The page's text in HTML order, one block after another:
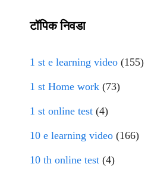
टॉपिक निवडा
1 st e learning video (155)
1 st Home work (73)
1 st online test (4)
10 e learning video (166)
10 th online test (4)